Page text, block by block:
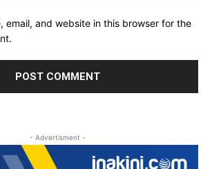
email, and website in this browser for the
- Advertisment -